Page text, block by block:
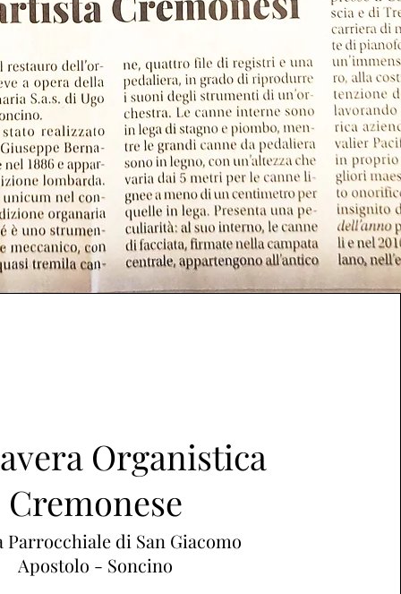
Organistica
Cremonese
Parrocchiale di San Giacomo
Apostolo - Soncino